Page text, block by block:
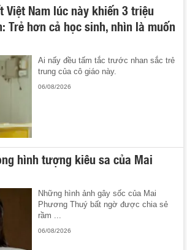
Việt Nam lúc này khiến 3 triệu
Trẻ hơn cả học sinh, nhìn là muốn
Ai nấy đều tấm tắc trước nhan sắc trẻ
trung của cô giáo này.
06/08/2026
hình tượng kiêu sa của Mai
Những hình ảnh gây sốc của Mai
Phương Thuý bất ngờ được chia sẻ
rầm ...
06/08/2026